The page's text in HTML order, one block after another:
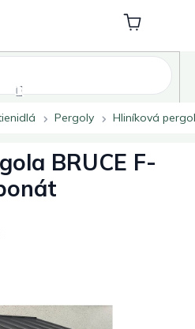
Nákupný
košík
Pergoly Hliníková
BRUCE F-